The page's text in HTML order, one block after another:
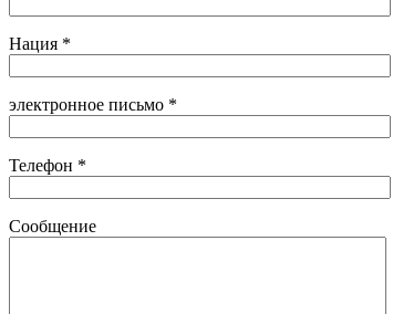
Нация *
электронное письмо *
Телефон *
Сообщение